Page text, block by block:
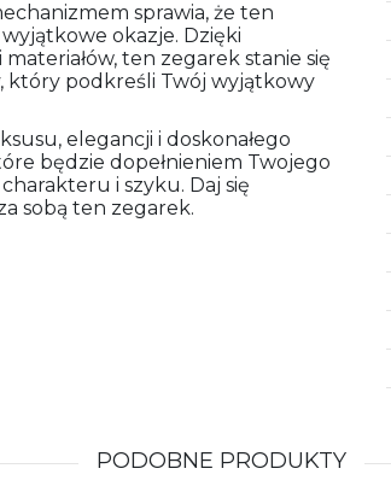
sprawia, że ten
okazje. Dzięki
ten zegarek stanie się
który podkreśli Twój wyjątkowy
elegancji i doskonałego
będzie dopełnieniem Twojego
i szyku. Daj się
sobą ten zegarek.
PODOBNE PRODUKTY